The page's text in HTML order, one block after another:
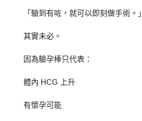
「驗到有咗，就可以即刻做手術。」
其實未必。
因為驗孕棒只代表：
體內 HCG 上升
有懷孕可能